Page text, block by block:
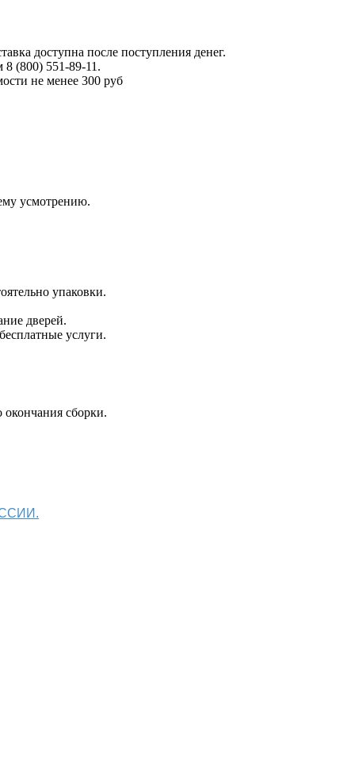
доступна после поступления денег.
(800) 551-89-11.
не менее 300 руб
усмотрению.
упаковки.
дверей.
услуги.
сборки.